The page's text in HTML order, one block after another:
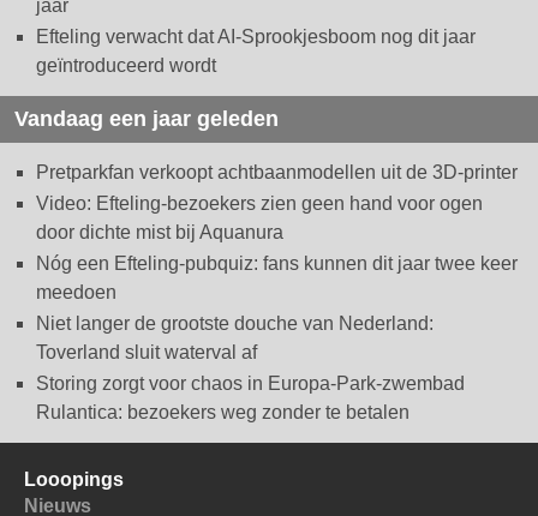
jaar
Efteling verwacht dat AI-Sprookjesboom nog dit jaar
geïntroduceerd wordt
Vandaag een jaar geleden
Pretparkfan verkoopt achtbaanmodellen uit de 3D-printer
Video: Efteling-bezoekers zien geen hand voor ogen
door dichte mist bij Aquanura
Nóg een Efteling-pubquiz: fans kunnen dit jaar twee keer
meedoen
Niet langer de grootste douche van Nederland:
Toverland sluit waterval af
Storing zorgt voor chaos in Europa-Park-zwembad
Rulantica: bezoekers weg zonder te betalen
Looopings
Nieuws